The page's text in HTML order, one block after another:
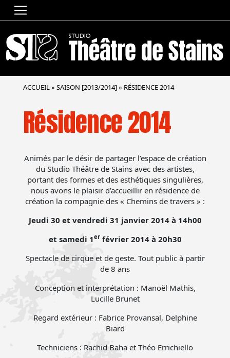
ACCUEIL» SAISON [2013/2014]» RÉSIDENCE 2014
Résidence 2014
Animés par le désir de partager l’espace de création
du Studio Théâtre de Stains avec des artistes,
portant des formes et des esthétiques singulières,
nous avons le plaisir d’accueillir en résidence de
création la compagnie des « Chemins de travers » :
Jeudi 30 et vendredi 31 janvier 2014 à 14h00
et samedi 1erfévrier 2014 à 20h30
Spectacle de cirque et de geste. Tout public à partir
de 8 ans
Conception et interprétation : Manoël Mathis,
Lucille Brunet
Regard extérieur : Fabrice Provansal, Delphine
Biard
Techniciens : Rachid Baha et Théo Errichiello